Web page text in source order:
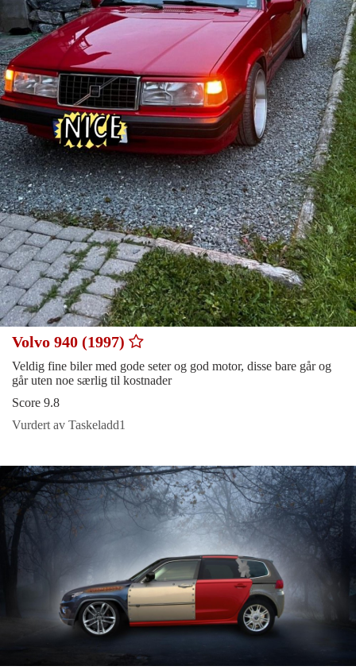
Volvo 940 (1997)
Veldig fine biler med gode seter og god motor, disse bare går og
går uten noe særlig til kostnader
Score 9.8
Vurdert av Taskeladd1